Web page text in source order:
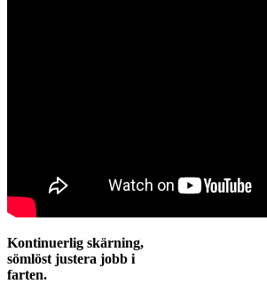
Kontinuerlig skärning,
sömlöst justera jobb i
farten.